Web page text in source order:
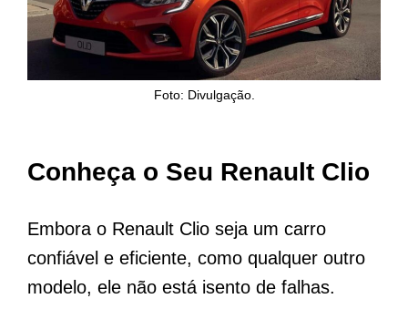
Foto: Divulgação.
Conheça o Seu Renault Clio
Embora o Renault Clio seja um carro
confiável e eficiente, como qualquer outro
modelo, ele não está isento de falhas.